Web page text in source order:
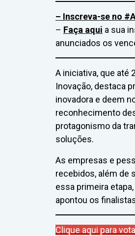
– Inscreva-se no
– Faça aqui a sua
anunciados os
A iniciativa, que até
Inovação, destaca
inovadora e deem
reconhecimento
protagonismo da
soluções.
As empresas e
recebidos, além de
essa primeira
apontou os
Clique aqui para